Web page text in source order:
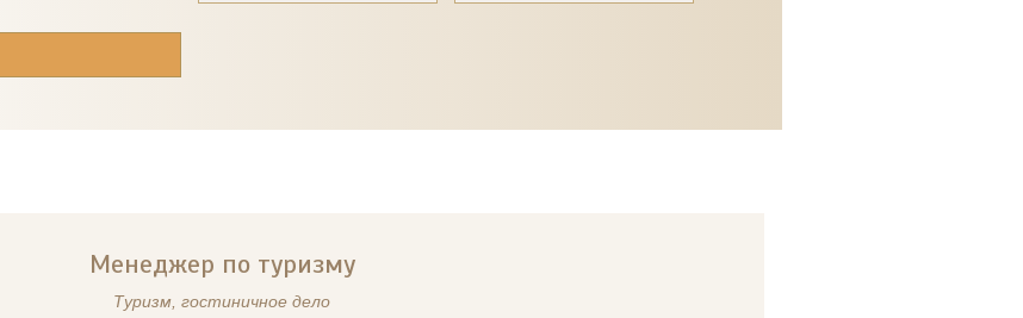
Менеджер по туризму
Туризм, гостиничное дело